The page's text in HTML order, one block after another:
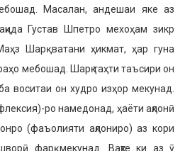
Масалан, андешаи яке аз
Густав Шпетро мехоҳам зикр
Шарқ ватани ҳикмат, ҳар гуна
мебошад. Шарқ таҳти таъсири он
воситаи он худро изҳор мекунад.
ро намедонад, ҳаёти ақлонӣ
(фаъолияти ақлониро) аз кори
фарқ мекунад. Вақте ки аз ӯ